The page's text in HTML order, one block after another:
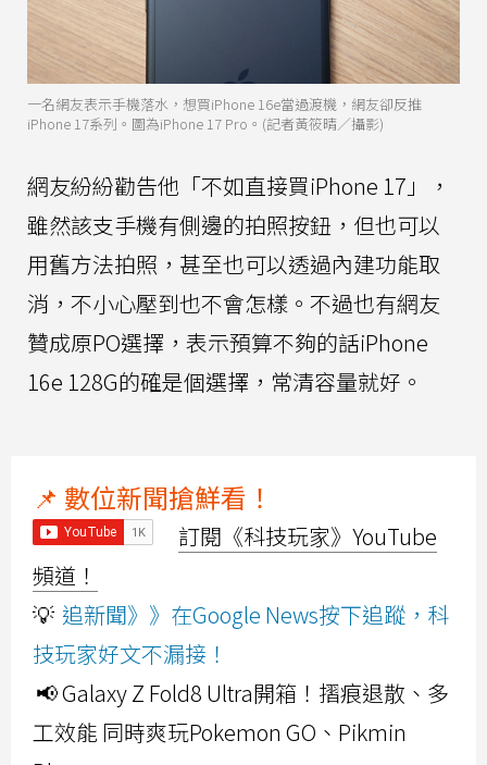
一名網友表示手機落水，想買iPhone 16e當過渡機，網友卻反推
iPhone 17系列。圖為iPhone 17 Pro。(記者黃筱晴／攝影)
網友紛紛勸告他「不如直接買iPhone 17」，
雖然該支手機有側邊的拍照按鈕，但也可以
用舊方法拍照，甚至也可以透過內建功能取
消，不小心壓到也不會怎樣。不過也有網友
贊成原PO選擇，表示預算不夠的話iPhone
16e 128G的確是個選擇，常清容量就好。
📌 數位新聞搶鮮看！
訂閱《科技玩家》YouTube
頻道！
💡 追新聞》》在Google News按下追蹤，科
技玩家好文不漏接！
📢 Galaxy Z Fold8 Ultra開箱！摺痕退散、多
工效能 同時爽玩Pokemon GO、Pikmin